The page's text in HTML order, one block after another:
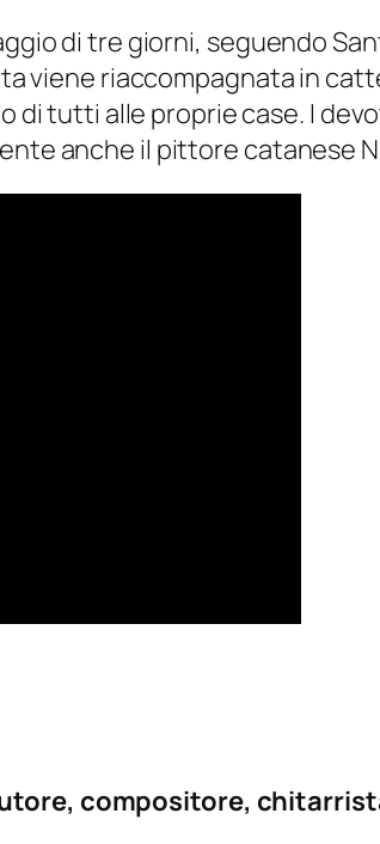
di tre giorni, seguendo
viene riaccompagnata in
di tutti alle proprie case. I
anche il pittore catanese
compositore,